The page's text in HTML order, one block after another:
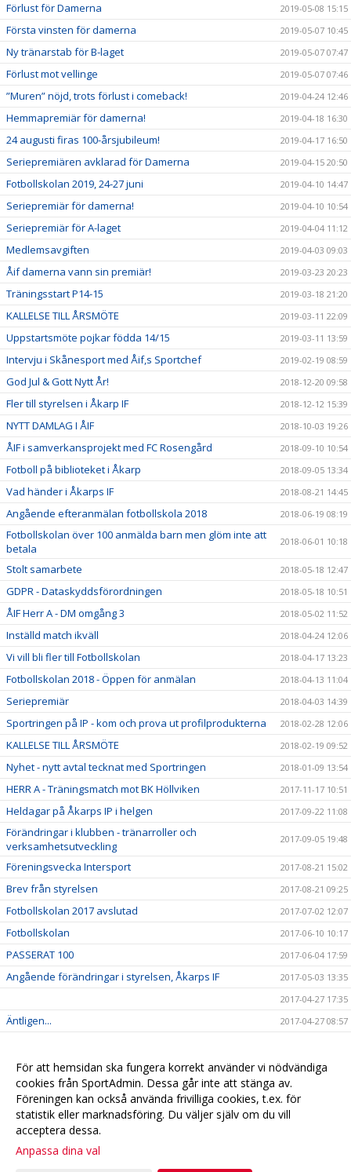
Förlust för Damerna 2019-05-08 15:15
Första vinsten för damerna 2019-05-07 10:45
Ny tränarstab för B-laget 2019-05-07 07:47
Förlust mot vellinge 2019-05-07 07:46
”Muren” nöjd, trots förlust i comeback! 2019-04-24 12:46
Hemmapremiär för damerna! 2019-04-18 16:30
24 augusti firas 100-årsjubileum! 2019-04-17 16:50
Seriepremiären avklarad för Damerna 2019-04-15 20:50
Fotbollskolan 2019, 24-27 juni 2019-04-10 14:47
Seriepremiär för damerna! 2019-04-10 10:54
Seriepremiär för A-laget 2019-04-04 11:12
Medlemsavgiften 2019-04-03 09:03
Åif damerna vann sin premiär! 2019-03-23 20:23
Träningsstart P14-15 2019-03-18 21:20
KALLELSE TILL ÅRSMÖTE 2019-03-11 22:09
Uppstartsmöte pojkar födda 14/15 2019-03-11 13:59
Intervju i Skånesport med Åif,s Sportchef 2019-02-19 08:59
God Jul & Gott Nytt År! 2018-12-20 09:58
Fler till styrelsen i Åkarp IF 2018-12-12 15:39
NYTT DAMLAG I ÅIF 2018-10-03 19:26
ÅIF i samverkansprojekt med FC Rosengård 2018-09-10 10:54
Fotboll på biblioteket i Åkarp 2018-09-05 13:34
Vad händer i Åkarps IF 2018-08-21 14:45
Angående efteranmälan fotbollskola 2018 2018-06-19 08:19
Fotbollskolan över 100 anmälda barn men glöm inte att
betala
2018-06-01 10:18
Stolt samarbete 2018-05-18 12:47
GDPR - Dataskyddsförordningen 2018-05-18 10:51
ÅIF Herr A - DM omgång 3 2018-05-02 11:52
Inställd match ikväll 2018-04-24 12:06
Vi vill bli fler till Fotbollskolan 2018-04-17 13:23
Fotbollskolan 2018 - Öppen för anmälan 2018-04-13 11:04
Seriepremiär 2018-04-03 14:39
Sportringen på IP - kom och prova ut profilprodukterna 2018-02-28 12:06
KALLELSE TILL ÅRSMÖTE 2018-02-19 09:52
Nyhet - nytt avtal tecknat med Sportringen 2018-01-09 13:54
HERR A - Träningsmatch mot BK Höllviken 2017-11-17 10:51
Heldagar på Åkarps IP i helgen 2017-09-22 11:08
Förändringar i klubben - tränarroller och
verksamhetsutveckling
2017-09-05 19:48
Föreningsvecka Intersport 2017-08-21 15:02
Brev från styrelsen 2017-08-21 09:25
Fotbollskolan 2017 avslutad 2017-07-02 12:07
Fotbollskolan 2017-06-10 10:17
PASSERAT 100 2017-06-04 17:59
Angående förändringar i styrelsen, Åkarps IF
2017-05-03 13:35
2017-04-27 17:35
Äntligen... 2017-04-27 08:57
Nyheter i profilsortimentet 2017-02-03 08:10
Utbildning genomförd 2016-12-12 20:40
För att hemsidan ska fungera korrekt använder vi nödvändiga
cookies från SportAdmin. Dessa går inte att stänga av.
Föreningen kan också använda frivilliga cookies, t.ex. för
statistik eller marknadsföring. Du väljer själv om du vill
acceptera dessa.
Anpassa dina val